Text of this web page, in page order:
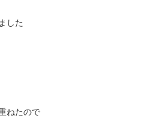
した
ねたので